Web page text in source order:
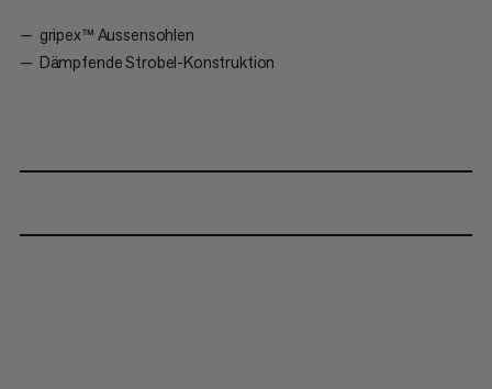
gripex™ Aussensohlen
Dämpfende Strobel-Konstruktion